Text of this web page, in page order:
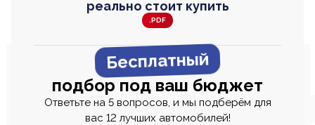
реально стоит купить
.PDF
Бесплатный
подбор под ваш бюджет
Ответьте на 5 вопросов, и мы подберём для
вас 12 лучших автомобилей!